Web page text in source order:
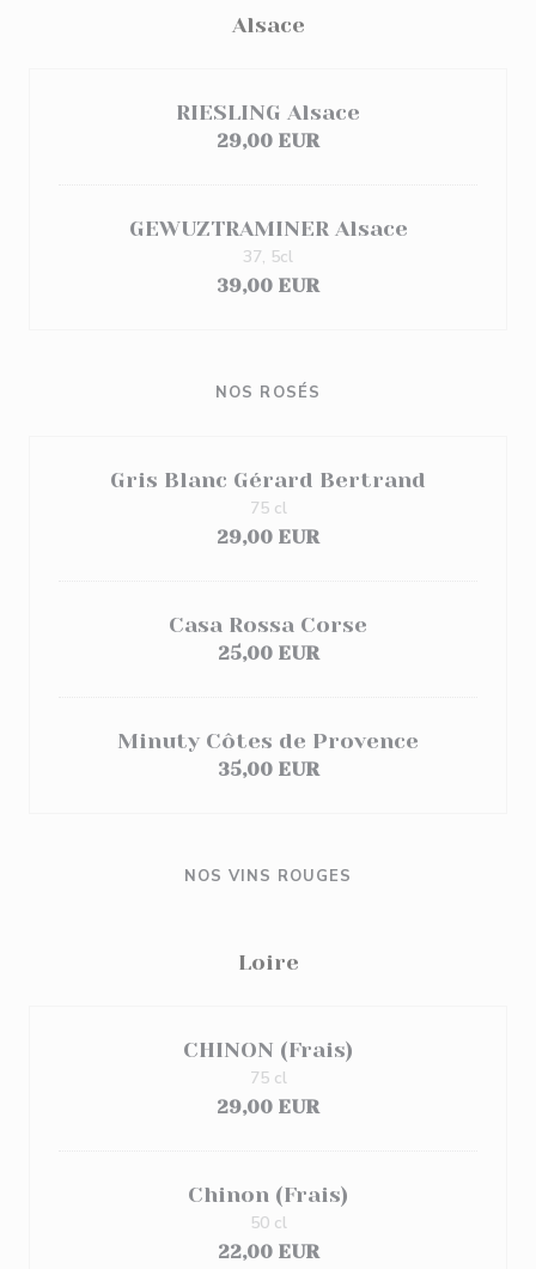
Alsace
RIESLING Alsace
29,00 EUR
GEWUZTRAMINER Alsace
39,00 EUR
37, 5cl
NOS ROSÉS
Gris Blanc Gérard Bertrand
29,00 EUR
75 cl
Casa Rossa Corse
25,00 EUR
Minuty Côtes de Provence
35,00 EUR
NOS VINS ROUGES
Loire
CHINON (Frais)
29,00 EUR
75 cl
Chinon (Frais)
22,00 EUR
50 cl